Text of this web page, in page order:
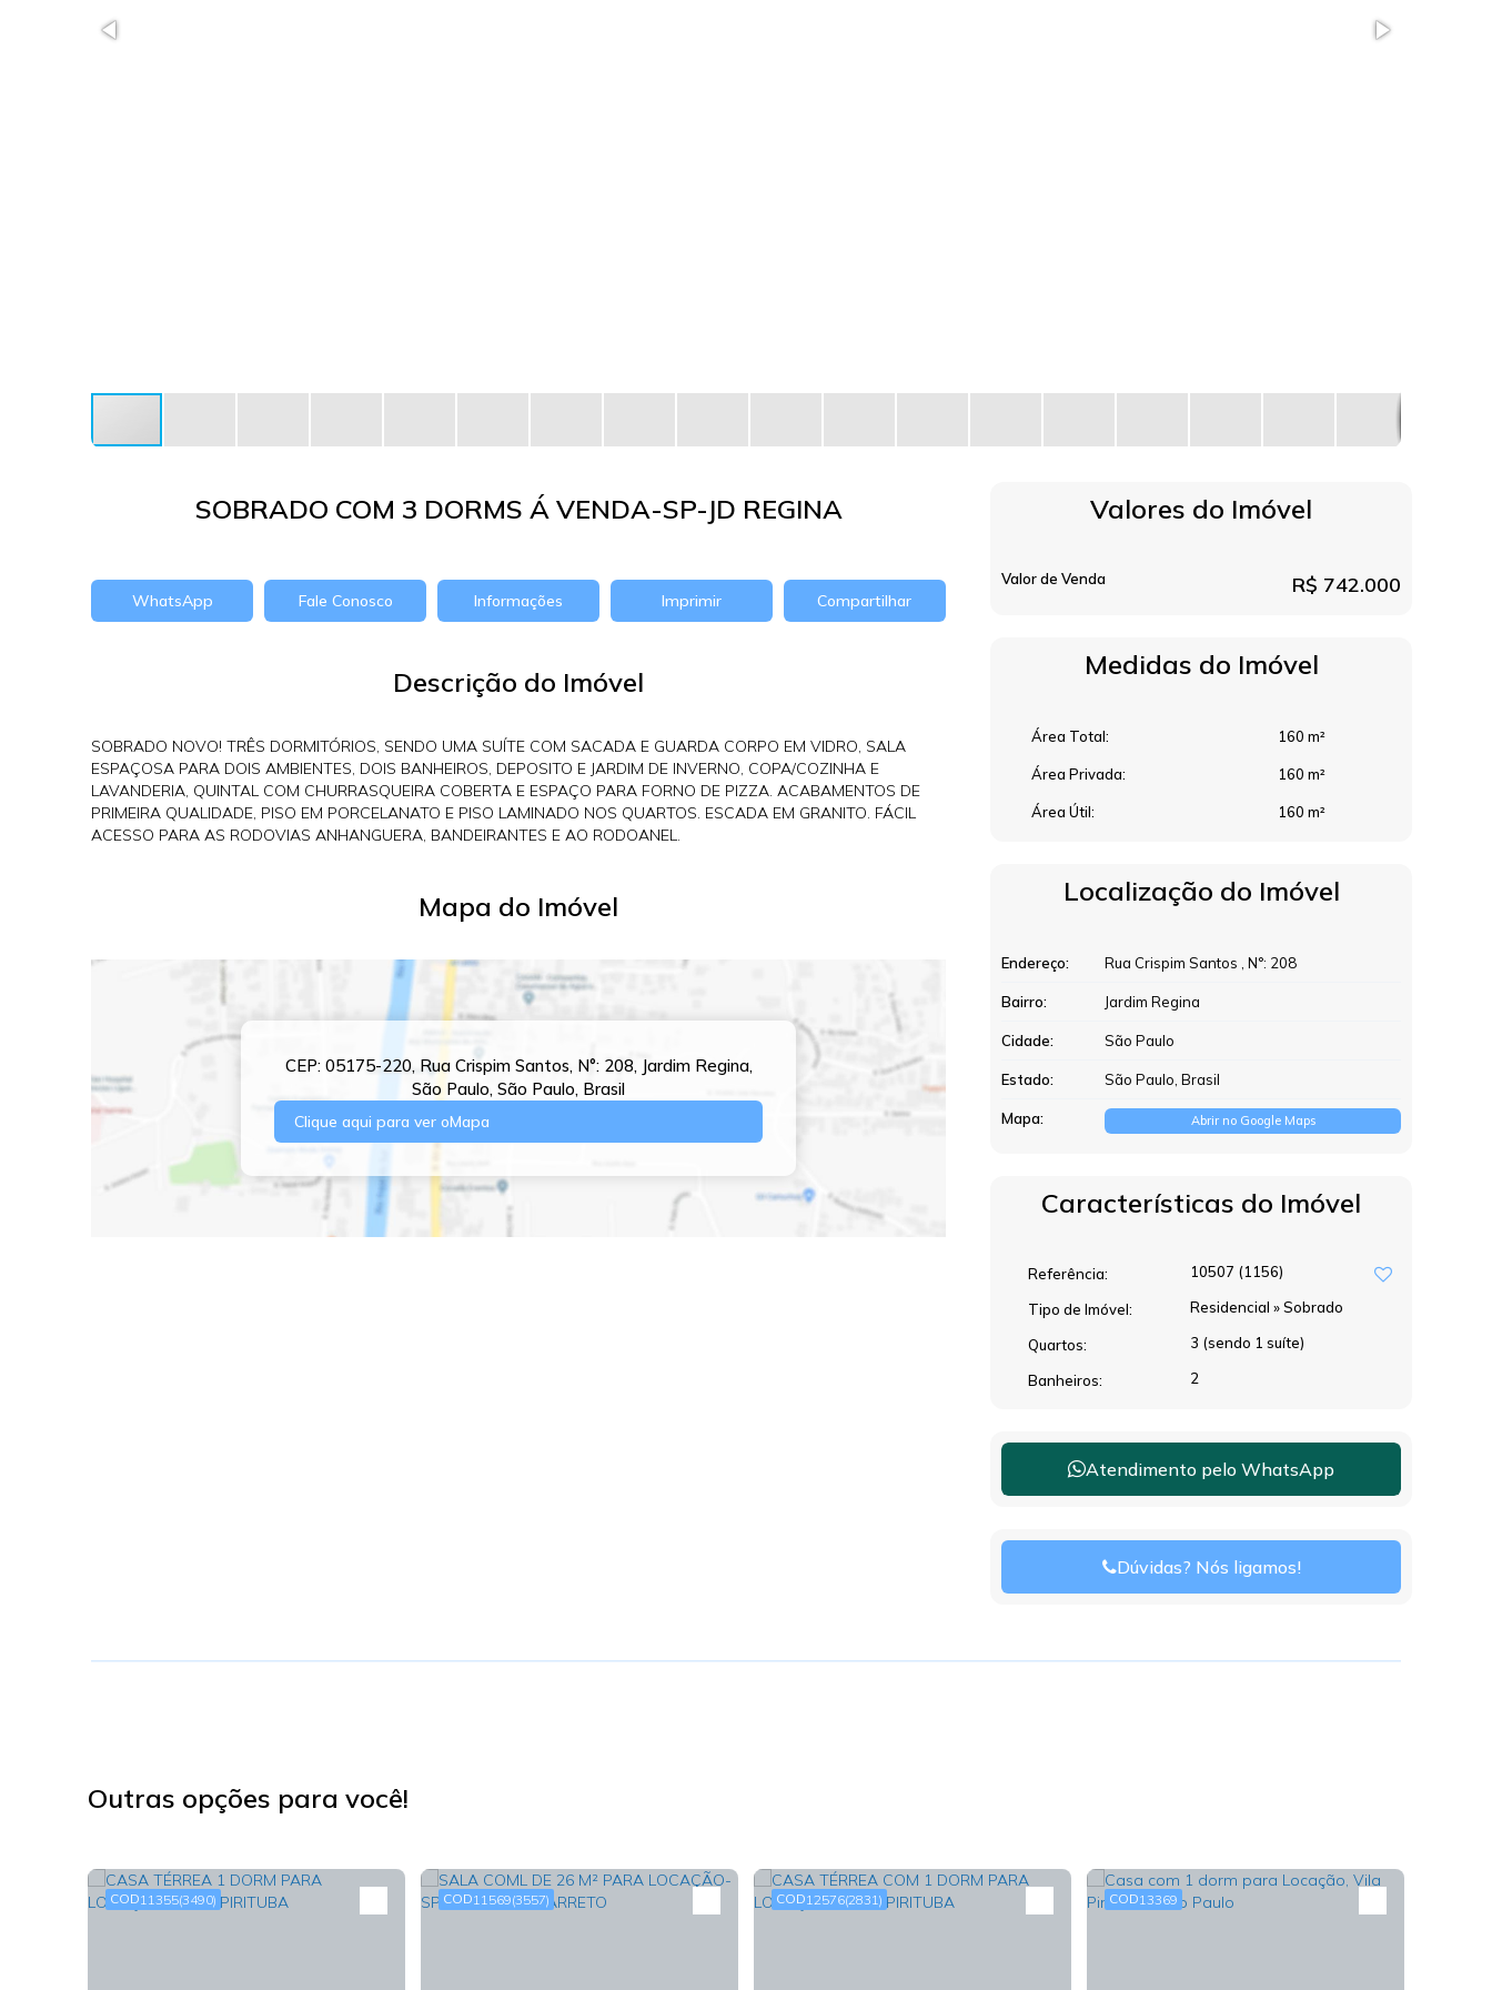
SOBRADO COM 3 DORMS Á VENDA-SP-JD REGINA
WhatsApp Fale Conosco Informações Imprimir Compartilhar
Descrição do Imóvel
SOBRADO NOVO! TRÊS DORMITÓRIOS, SENDO UMA SUÍTE COM SACADA E GUARDA CORPO EM VIDRO, SALA
ESPAÇOSA PARA DOIS AMBIENTES, DOIS BANHEIROS, DEPOSITO E JARDIM DE INVERNO, COPA/COZINHA E
LAVANDERIA, QUINTAL COM CHURRASQUEIRA COBERTA E ESPAÇO PARA FORNO DE PIZZA. ACABAMENTOS DE
PRIMEIRA QUALIDADE, PISO EM PORCELANATO E PISO LAMINADO NOS QUARTOS. ESCADA EM GRANITO. FÁCIL
ACESSO PARA AS RODOVIAS ANHANGUERA, BANDEIRANTES E AO RODOANEL.
Mapa do Imóvel
CEP: 05175-220, Rua Crispim Santos, N°:208, Jardim Regina,
São Paulo, São Paulo, Brasil
Clique aqui para ver oMapa
Valores do Imóvel
R$ 742.000
Valor de Venda
Medidas do Imóvel
Área Total: 160 m²
Área Privada: 160 m²
Área Útil: 160 m²
Localização do Imóvel
Endereço: Rua Crispim Santos N°: 208
Bairro: Jardim Regina
Cidade: São Paulo
Estado: São Paulo, Brasil
Mapa: Abrir no Google Maps
Características do Imóvel
Referência: 10507 (1156)
Tipo de Imóvel: Residencial »Sobrado
Quartos: 3 (sendo 1 suíte)
Banheiros: 2
Atendimento pelo WhatsApp
Dúvidas? Nós ligamos!
Outras opções para você!
11355(3490) 11569(3557) 12576(2831) 13369